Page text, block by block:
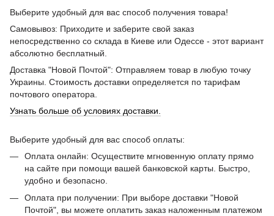
Выберите удобный для вас способ получения товара!
Самовывоз: Приходите и заберите свой заказ
непосредственно со склада в Киеве или Одессе - этот вариант
абсолютно бесплатный.
Доставка "Новой Почтой": Отправляем товар в любую точку
Украины. Стоимость доставки определяется по тарифам
почтового оператора.
Узнать больше об условиях доставки.
Выберите удобный для вас способ оплаты:
Оплата онлайн: Осуществите мгновенную оплату прямо
на сайте при помощи вашей банковской карты. Быстро,
удобно и безопасно.
Оплата при получении: При выборе доставки "Новой
Почтой", вы можете оплатить заказ наложенным платежом